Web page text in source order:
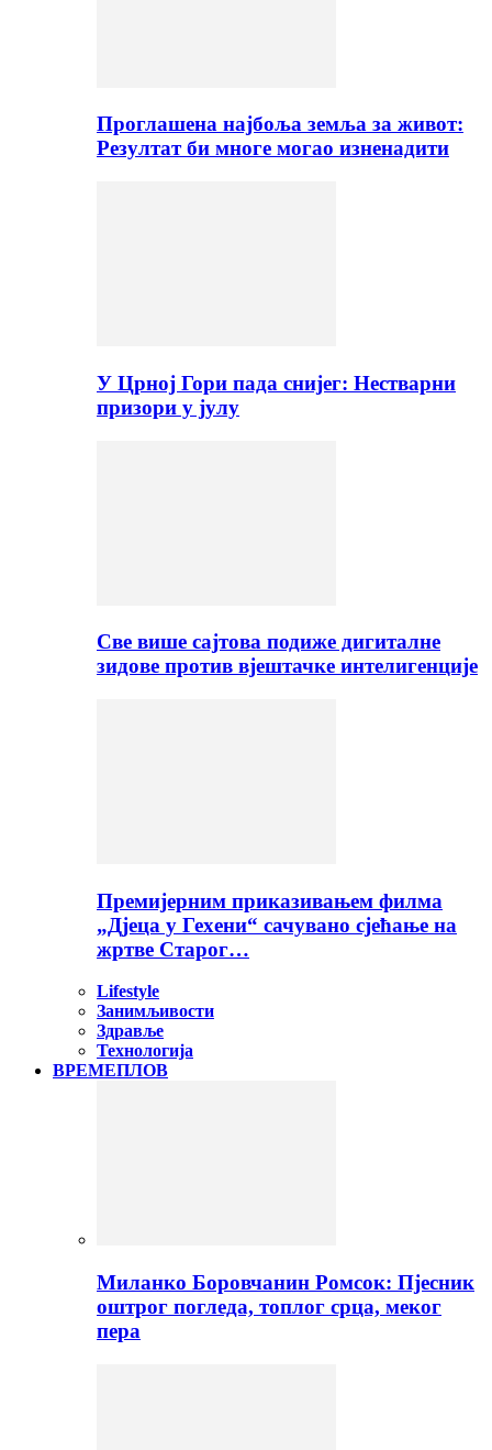
Проглашена најбоља земља за живот:
Резултат би многе могао изненадити
У Црној Гори пада снијег: Нестварни
призори у јулу
Све више сајтова подиже дигиталне
зидове против вјештачке интелигенције
Премијерним приказивањем филма
„Дјеца у Гехени“ сачувано сјећање на
жртве Старог…
Lifestyle
Занимљивости
Здравље
Технологија
ВРЕМЕПЛОВ
Миланко Боровчанин Ромсок: Пјесник
оштрог погледа, топлог срца, меког
пера